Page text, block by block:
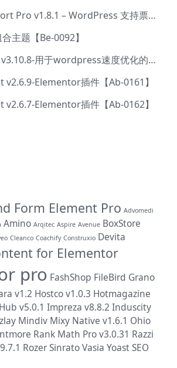
Fluent Support Pro v1.8.1 – WordPress 支持票务系统【Cc-0041】
主题【Be-0092】
WP Rocket v3.10.8-用于wordpress速度优化的缓存加速插件【Cd-0019】
v2.6.9-Elementor插件【Ab-0161】
v2.6.7-Elementor插件【Ab-0162】
Form Element Pro Advomedi
Amino Arqitec Aspire Avenue BoxStore
Cleanco Coachify Construxio Devita
for Elementor
pro FashShop FileBird Grano
v1.2 Hostco v1.0.3 Hotmagazine
Hub v5.0.1 Impreza v8.8.2 Induscity
Mindiv Mixy Native v1.6.1 Ohio
Rank Math Pro v3.0.31 Razzi
RozerSinratoVasia Yoast SEO